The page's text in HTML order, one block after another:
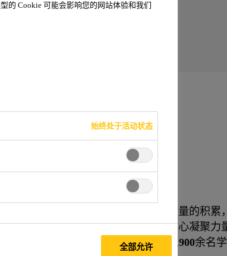
划而言，这十年是情谊的延续、力量的积累
阳、毕节、吉首等10余个市县，用爱心凝聚力
余本新书， 34,900余名
的 Cookie 可能会影响您的网站体验和我们
始终处于活动状态
全部允许